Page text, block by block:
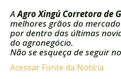
AAgro Xingú Corretora de
melhores grãos do
por dentro das últimas
do agronegócio.
Não se esqueça de seguir
Acessar Fonte da Notícia